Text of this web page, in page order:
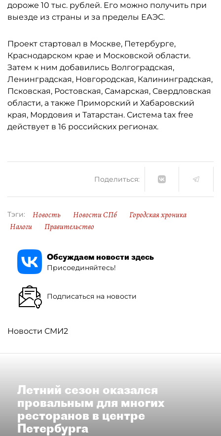
дороже 10 тыс. рублей. Его можно получить при
выезде из страны и за пределы ЕАЭС.
Проект стартовал в Москве, Петербурге,
Краснодарском крае и Московской области.
Затем к ним добавились Волгоградская,
Ленинградская, Новгородская, Калининградская,
Псковская, Ростовская, Самарская, Свердловская
области, а также Приморский и Хабаровский
края, Мордовия и Татарстан. Система tax free
действует в 16 российских регионах.
Поделиться:
Тэги: Новость Новости СПб
Городская хроника
Налоги
Правительство
Обсуждаем новости здесь
Присоединяйтесь!
Подписаться на новости
Новости СМИ2
Летний сезон оказался
провальным для многих
ресторанов в центре
Петербурга